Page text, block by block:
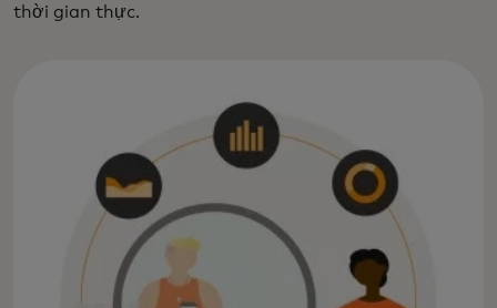
thời gian thực.